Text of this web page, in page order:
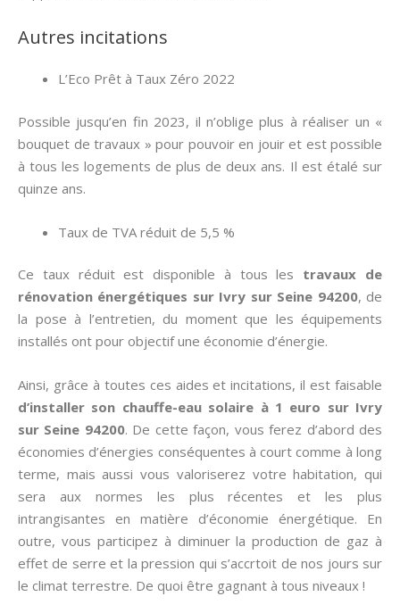
Autres incitations
L’Eco Prêt à Taux Zéro 2022
Possible jusqu’en fin 2023, il n’oblige plus à réaliser un «
bouquet de travaux » pour pouvoir en jouir et est possible
à tous les logements de plus de deux ans. Il est étalé sur
quinze ans.
Taux de TVA réduit de 5,5 %
Ce taux réduit est disponible à tous les travaux de
rénovation énergétiques sur Ivry sur Seine 94200, de
la pose à l’entretien, du moment que les équipements
installés ont pour objectif une économie d’énergie.
Ainsi, grâce à toutes ces aides et incitations, il est faisable
d’installer son chauffe-eau solaire à 1 euro sur Ivry
sur Seine 94200. De cette façon, vous ferez d’abord des
économies d’énergies conséquentes à court comme à long
terme, mais aussi vous valoriserez votre habitation, qui
sera aux normes les plus récentes et les plus
intrangisantes en matière d’économie énergétique. En
outre, vous participez à diminuer la production de gaz à
effet de serre et la pression qui s’accrtoit de nos jours sur
le climat terrestre. De quoi être gagnant à tous niveaux !